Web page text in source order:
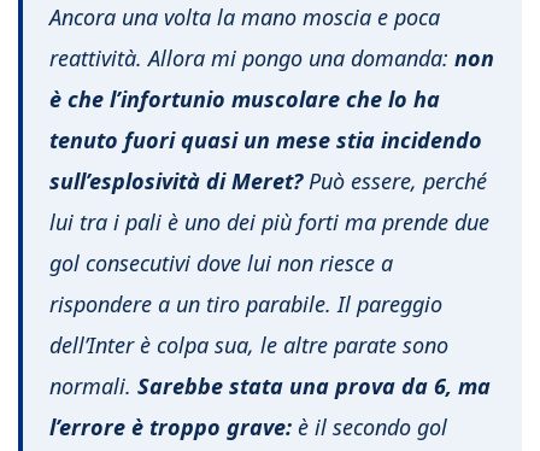
Ancora una volta la mano moscia e poca
reattività. Allora mi pongo una domanda: non
è che l’infortunio muscolare che lo ha
tenuto fuori quasi un mese stia incidendo
sull’esplosività di Meret?Può essere, perché
lui tra i pali è uno dei più forti ma prende due
gol consecutivi dove lui non riesce a
rispondere a un tiro parabile. Il pareggio
dell’Inter è colpa sua, le altre parate sono
normali. Sarebbe stata una prova da 6, ma
l’errore è troppo grave: è il secondo gol